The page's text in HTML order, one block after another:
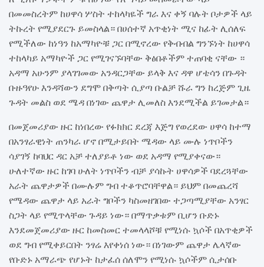
በመመስረትም ከሀዋሳ ሦስት ተከላካዬች ግራ እና ቀኝ ባሉት ቦታዎች ላይ
ትኩረት የሚያደርጉ ይመስላል። በሀሰተኛ አጥቂነት ሚና ከፊት ሊሰለፍ
የሚችለው ከነዓን ከአማካዮቹ ጋር በሚኖረው የቅብብል ግንኙነት ከሀዋሳ
ተከላካይ አማካዮች ጋር የሚገናኙባቸው ቅፅበቶችም ተጠባቂ ናቸው ።
አዳማ አሁንም ያላገገመው አንዳርጋቸው ይላቅ እና ዳዋ ሆቴሳን በጉዳት
ቡዙዓየሁ እንዳሻውን ደግሞ በቅጣት ሲያጣ ቡልቻ ሹራ ግን ከረጅም ጊዜ
ጉዳት መልስ ወደ ሜዳ በነገው ጨዋታ ሊመለስ እንደሚችል ይገመታል።
በመጀመሪያው ዙር ከነበረው የፉክክር ደረጃ እጅግ የወረደው ሀዋሳ ከተማ
በአንፃራዊነት ጠንካራ ሆኖ በሚታይበት ሜዳው ላይ ሙሉ ነጥቦችን
ሳያገኝ ከባህር ዳር አቻ ተለያይቶ ነው ወደ አዳማ የሚያቀናው።
ሁለተኛው ዙር ከገባ ሁለት ነጥቦችን ብቻ ያሳኩት ሀዋሳዎች ባደረጓቸው
አራት ጨዋታዎች በሙሉም ግብ ተቆጥሮባቸዋል። ይህም በመጨረሻ
የሜዳው ጨዋታ ላይ አራት ግቦችን ካስመዘገበው ተጋጣሚያቸው አንፃር
ስጋት ላይ የሚጥላቸው ጉዳይ ነው። በማጥቃቱም ቢሆን ቡድኑ
እንደመጀመሪያው ዙር ከመስመር ተመላላሾቹ የሚነሱ ኳሶች በአጥቂዎች
ወደ ግብ የሚቀይርበት ንፃሬ እየቀነሰ ነው። በነገውም ጨዋታ ሌላኛው
የቡድኑ አማራጭ የሆኑት ከታፈሰ ሰለሞን የሚነሱ ኳሶችም ሲታሰቡ